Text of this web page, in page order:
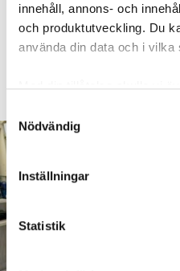
innehåll, annons- och
och produktutveckling. Du
använda din data och i vilka
Med din tillåtelse skulle vi
som kan ha en
Ta reda på mer om hur dina
Du kan ändra eller dra
Nödvändig
Inställningar
Statistik
4 AUGUSTI KL 08:30
BÅSTAD
Hyresgästen
duschen som medförde en